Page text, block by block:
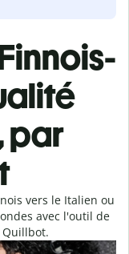
par
vers le Italien ou
avec l'outil de